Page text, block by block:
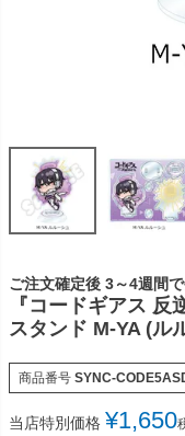
ご注文確定後 3～4週間
『コードギアス
スタンド M-YA (ル
商品番号 SYNC-
当店特別価格 ¥1,650